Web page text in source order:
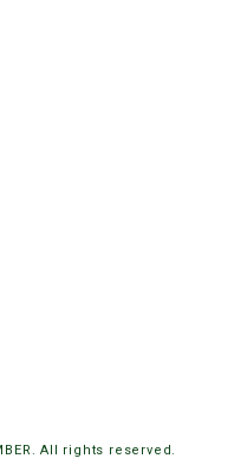
All rights reserved.